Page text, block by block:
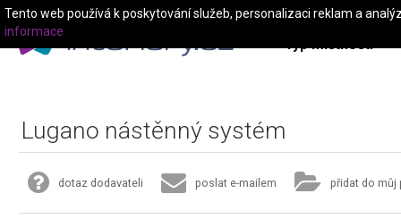
Typ místnosti
Lugano nástěnný systém
dotaz dodavateli poslat e-mailem přidat do můj
Tento web používá k poskytování služeb, personalizaci reklam a
informace